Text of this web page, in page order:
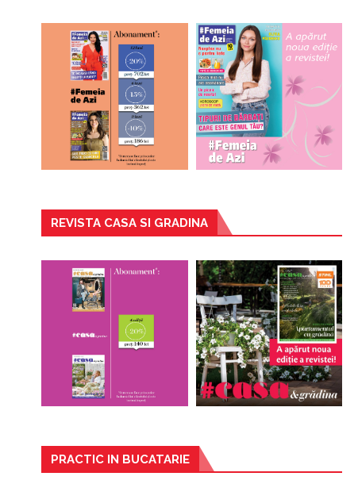
REVISTA CASA SI GRADINA
PRACTIC IN BUCATARIE